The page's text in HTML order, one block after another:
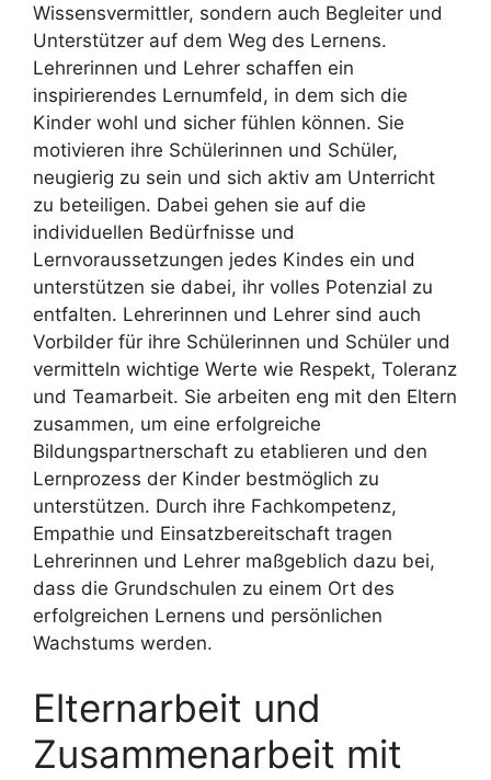
Wissensvermittler, sondern auch Begleiter und
Unterstützer auf dem Weg des Lernens.
Lehrerinnen und Lehrer schaffen ein
inspirierendes Lernumfeld, in dem sich die
Kinder wohl und sicher fühlen können. Sie
motivieren ihre Schülerinnen und Schüler,
neugierig zu sein und sich aktiv am Unterricht
zu beteiligen. Dabei gehen sie auf die
individuellen Bedürfnisse und
Lernvoraussetzungen jedes Kindes ein und
unterstützen sie dabei, ihr volles Potenzial zu
entfalten. Lehrerinnen und Lehrer sind auch
Vorbilder für ihre Schülerinnen und Schüler und
vermitteln wichtige Werte wie Respekt, Toleranz
und Teamarbeit. Sie arbeiten eng mit den Eltern
zusammen, um eine erfolgreiche
Bildungspartnerschaft zu etablieren und den
Lernprozess der Kinder bestmöglich zu
unterstützen. Durch ihre Fachkompetenz,
Empathie und Einsatzbereitschaft tragen
Lehrerinnen und Lehrer maßgeblich dazu bei,
dass die Grundschulen zu einem Ort des
erfolgreichen Lernens und persönlichen
Wachstums werden.
Elternarbeit und
Zusammenarbeit mit